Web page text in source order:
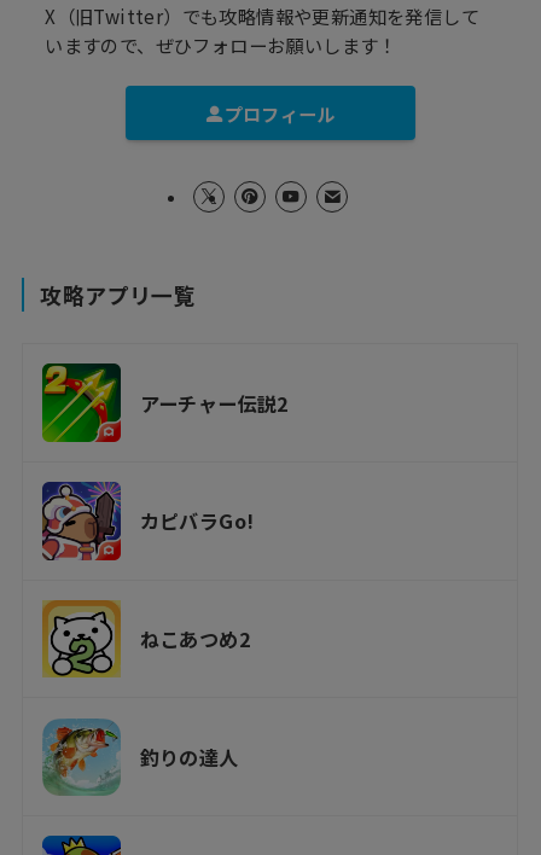
X（旧Twitter）でも攻略情報や更新通知を発信して
いますので、ぜひフォローお願いします！
プロフィール
攻略アプリ一覧
アーチャー伝説2
カピバラGo!
ねこあつめ2
釣りの達人